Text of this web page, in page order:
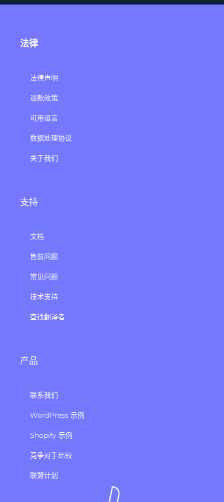
法律
法律声明
退款政策
可用语言
数据处理协议
关于我们
支持
文档
售前问题
常见问题
技术支持
查找翻译者
产品
联系我们
WordPress 示例
Shopify 示例
竞争对手比较
联盟计划